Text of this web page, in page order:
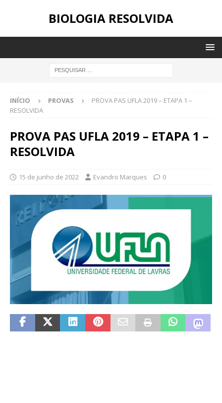
BIOLOGIA RESOLVIDA
INÍCIO PROVAS
PROVA PAS UFLA 2019 – ETAPA 1 –
RESOLVIDA
PROVA PAS UFLA 2019 – ETAPA 1 –
RESOLVIDA
15 de junho de 2022 Evandro Marques 0